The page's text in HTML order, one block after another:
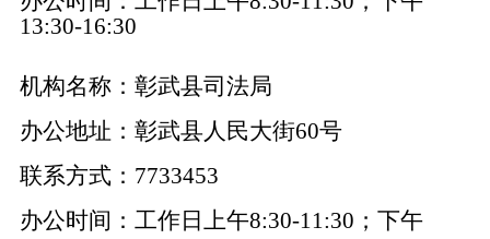
13:30-16:30
机构名称：彰武县司法局
办公地址：彰武县人民大街60号
联系方式：7733453
办公时间：工作日上午8:30-11:30；下午